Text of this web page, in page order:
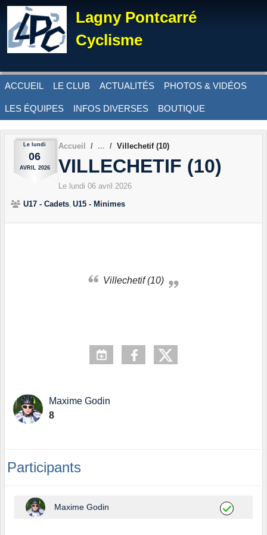
Lagny Pontcarré
Cyclisme
ACCUEIL LE CLUB ACTUALITÉS PHOTOS & VIDÉOS
LES ÉQUIPES INFOS DIVERSES BOUTIQUE
Le lundi
06
AVRIL 2026
Accueil Villechetif (10)
VILLECHETIF (10)
Le lundi 06 avril 2026
U17 - Cadets U15 - Minimes
Villechetif (10)
Maxime Godin
8
Participants
Maxime Godin
Panneau de gestion des cookies